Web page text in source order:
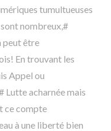
tumultueuses
nombreux,#
peut être
En trouvant les
Appel ou
Lutte acharnée mais
ce compte
à une liberté bien